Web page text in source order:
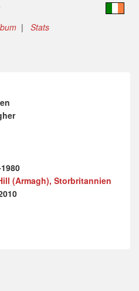
| Stats
(Armagh), Storbritannien